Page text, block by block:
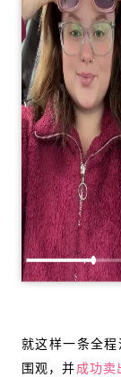
就这样一条全
围观，并成功卖